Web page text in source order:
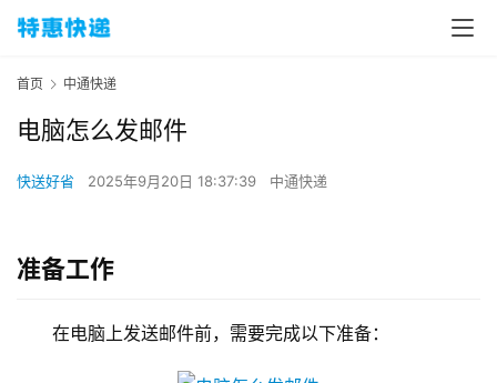
首页 中通快递
电脑怎么发邮件
快送好省 2025年9月20日 18:37:39 中通快递
准备工作
在电脑上发送邮件前，需要完成以下准备：